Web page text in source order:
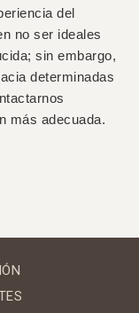
del
no ser ideales
sin embargo,
determinadas
más adecuada.